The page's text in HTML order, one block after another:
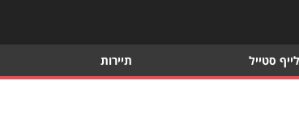
לייף סטייל תיירות